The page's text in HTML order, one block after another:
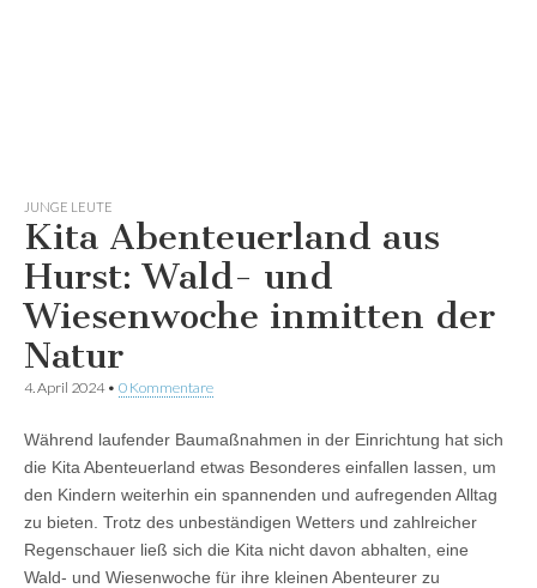
JUNGE LEUTE
Kita Abenteuerland aus
Hurst: Wald- und
Wiesenwoche inmitten der
Natur
4. April 2024• 0 Kommentare
Während laufender Baumaßnahmen in der Einrichtung hat sich
die Kita Abenteuerland etwas Besonderes einfallen lassen, um
den Kindern weiterhin ein spannenden und aufregenden Alltag
zu bieten. Trotz des unbeständigen Wetters und zahlreicher
Regenschauer ließ sich die Kita nicht davon abhalten, eine
Wald- und Wiesenwoche für ihre kleinen Abenteurer zu